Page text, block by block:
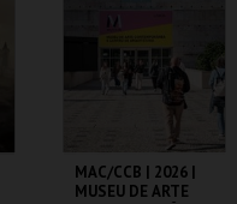
MAC/CCB | 2026 |
MUSEU DE ARTE